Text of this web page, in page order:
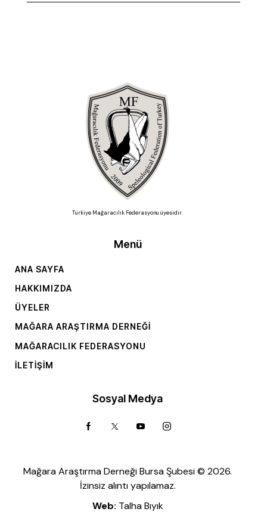
Türkiye Mağaracılık Federasyonu üyesidir.
Menü
ANA SAYFA
HAKKIMIZDA
ÜYELER
MAĞARA ARAŞTIRMA DERNEĞI
MAĞARACILIK FEDERASYONU
İLETIŞIM
Sosyal Medya
Mağara Araştırma Derneği Bursa Şubesi © 2026.
İzinsiz alıntı yapılamaz.
Web: Talha Bıyık